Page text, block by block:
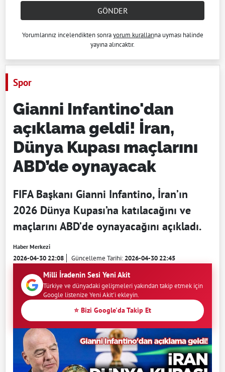
GÖNDER
Yorumlarınız incelendikten sonrayorum kurallarına uyması halinde
yayına alıncaktır.
Spor
Gianni Infantino'dan
açıklama geldi! İran,
Dünya Kupası maçlarını
ABD’de oynayacak
FIFA Başkanı Gianni Infantino, İran’ın
2026 Dünya Kupası’na katılacağını ve
maçlarını ABD’de oynayacağını açıkladı.
Haber Merkezi
2026-04-30 22:08 Güncelleme Tarihi:2026-04-30 22:45
Milli İradenin Sesi Yeni Akit
Türkiye ve dünyadaki gelişmeleri yakından takip etmek için
Google listenize Yeni Akit'i ekleyin.
⭐ Bizi Google'da Takip Et